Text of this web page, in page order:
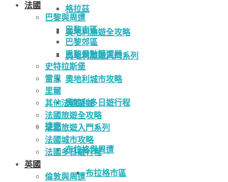
格拉茲
奧地利旅遊全攻略
奧地利旅遊入門系列
奧地利城市攻略
奧地利多日遊行程
捷克
布拉格與周遭
布拉格市區
法國
巴黎與周遭
巴黎市區
巴黎郊區
巴黎景點篩選器
史特拉斯堡
雷恩
里爾
其他法國區域
法國旅遊全攻略
法國旅遊入門系列
法國城市攻略
法國多日遊行程
英國
倫敦與周遭